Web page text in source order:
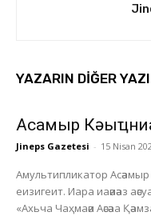
YAZARIN DIĞER
Асҭамыр
Jineps Gazetesi - 15 Nisan
Амультипликатор Асәамыр
еизигеит. Иара иаәиәаз
«Ахьча Чаҳмаәи Аәсәаа